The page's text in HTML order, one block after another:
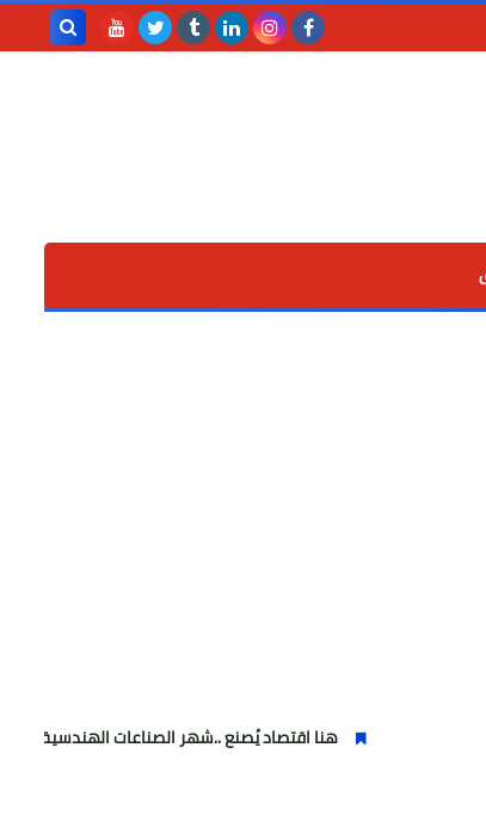
هنا اقتصاد يُصنع ..شهر الصناعات الهندسية : حيث تتحول الفكرة